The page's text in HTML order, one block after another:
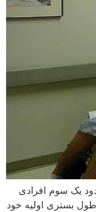
یک سوم افرادی
بستری اولیه خود